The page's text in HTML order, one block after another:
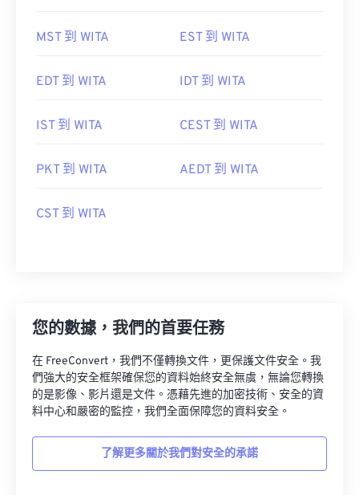
MST 到 WITA EST 到 WITA
EDT 到 WITA IDT 到 WITA
IST 到 WITA CEST 到 WITA
PKT 到 WITA AEDT 到 WITA
CST 到 WITA
您的數據，我們的首要任務
在 FreeConvert，我們不僅轉換文件，更保護文件安全。我
們強大的安全框架確保您的資料始終安全無虞，無論您轉換
的是影像、影片還是文件。憑藉先進的加密技術、安全的資
料中心和嚴密的監控，我們全面保障您的資料安全。
了解更多關於我們對安全的承諾